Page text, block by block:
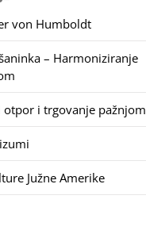
von Humboldt
– Harmoniziranje
otpor i trgovanje pažnjom
Južne Amerike